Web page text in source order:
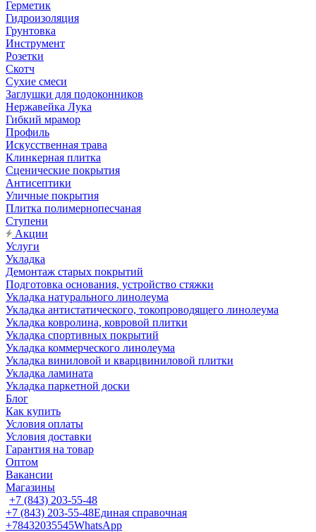
Герметик
Гидроизоляция
Грунтовка
Инструмент
Розетки
Скотч
Сухие смеси
Заглушки для подоконников
Нержавейка Лука
Гибкий мрамор
Профиль
Искусственная трава
Клинкерная плитка
Сценические покрытия
Антисептики
Уличные покрытия
Плитка полимернопесчаная
Ступени
Акции
Услуги
Укладка
Демонтаж старых покрытий
Подготовка основания, устройство стяжки
Укладка натурального линолеума
Укладка антистатического, токопроводящего линолеума
Укладка ковролина, ковровой плитки
Укладка спортивных покрытий
Укладка коммерческого линолеума
Укладка виниловой и кварцвиниловой плитки
Укладка ламината
Укладка паркетной доски
Блог
Как купить
Условия оплаты
Условия доставки
Гарантия на товар
Оптом
Вакансии
Магазины
+7 (843) 203-55-48
+7 (843) 203-55-48Единая справочная
+78432035545WhatsApp